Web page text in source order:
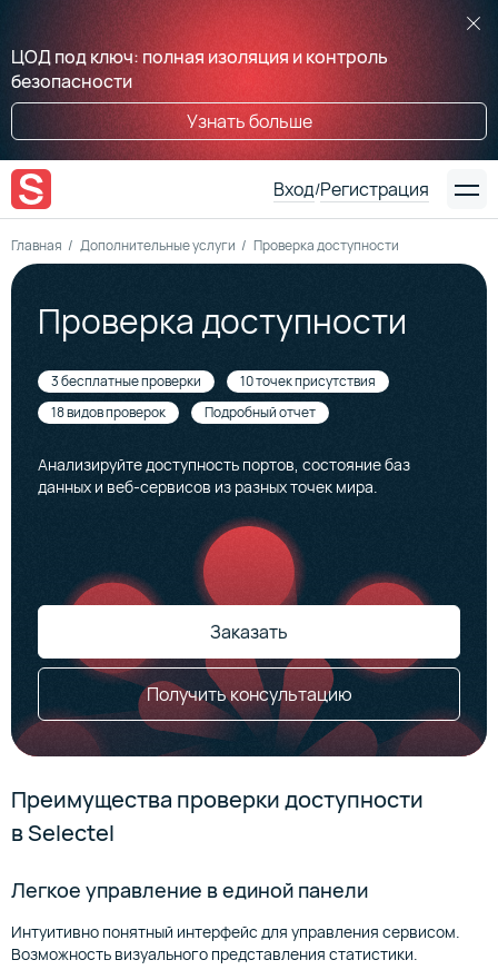
ЦОД под ключ: полная изоляция и контроль
безопасности
Узнать больше
Вход/Регистрация
Главная Дополнительные услуги Проверка доступности
Проверка доступности
Анализируйте доступность портов, состояние баз
данных и веб-сервисов из разных точек мира.
Заказать
Получить консультацию
3 бесплатные проверки
10 точек присутствия
18 видов проверок
Подробный отчет
Преимущества проверки доступности
в Selectel
Легкое управление в единой панели
Интуитивно понятный интерфейс для управления сервисом.
Возможность визуального представления статистики.